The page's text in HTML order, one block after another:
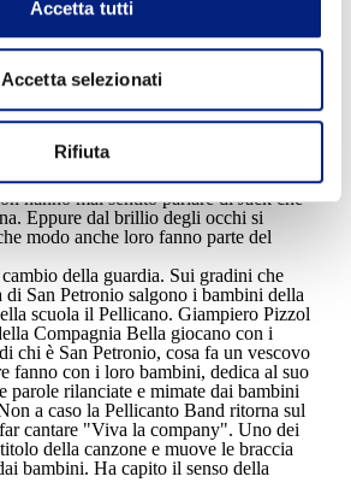
Accetta tutti
Accetta selezionati
Rifiuta
Rossi, presidente della Fism e
sul palco la Pellicanto Band e fa
guarda più che mai al futuro.
nera. A sorpresa questa straordinaria
e a far muovere quelli che sono
addirittura i turisti. Non importa se il
vicino a noi non capisce una parola dei
hanno mai sentito parlare di Jack che
Eppure dal brillio degli occhi si
modo anche loro fanno parte del
della guardia. Sui gradini che
di San Petronio salgono i bambini della
scuola il Pellicano. Giampiero Pizzol
Compagnia Bella giocano con i
chi è San Petronio, cosa fa un vescovo
fanno con i loro bambini, dedica al suo
parole rilanciate e mimate dai bambini
a caso la Pellicanto Band ritorna sul
cantare "Viva la company". Uno dei
della canzone e muove le braccia
bambini. Ha capito il senso della